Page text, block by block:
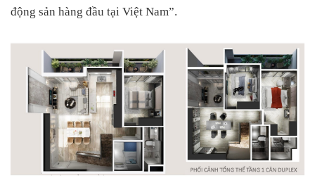
động sản hàng đầu tại Việt Nam”.